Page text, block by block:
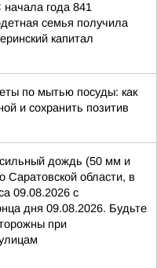
года 841
семья получила
капитал
по мытью посуды: как
и сохранить позитив
дождь (50 мм и
Саратовской области, в
09.08.2026 с
дня 09.08.2026. Будьте
при